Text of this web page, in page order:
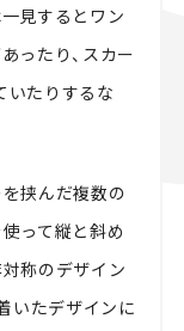
見するとワン
ったり、スカー
いたりするな
挟んだ複数の
って縦と斜め
称のデザイン
いたデザインに